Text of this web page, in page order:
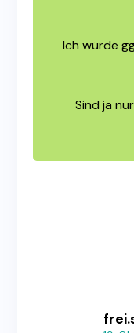
Ich würde
Sind ja